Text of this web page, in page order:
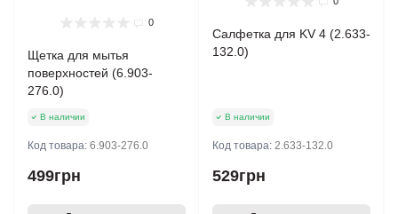
0
Щетка для мытья
поверхностей (6.903-
276.0)
В наличии
Код товара: 6.903-276.0
499грн
Салфетка для KV 4 (2.633-
132.0)
В наличии
Код товара: 2.633-132.0
529грн